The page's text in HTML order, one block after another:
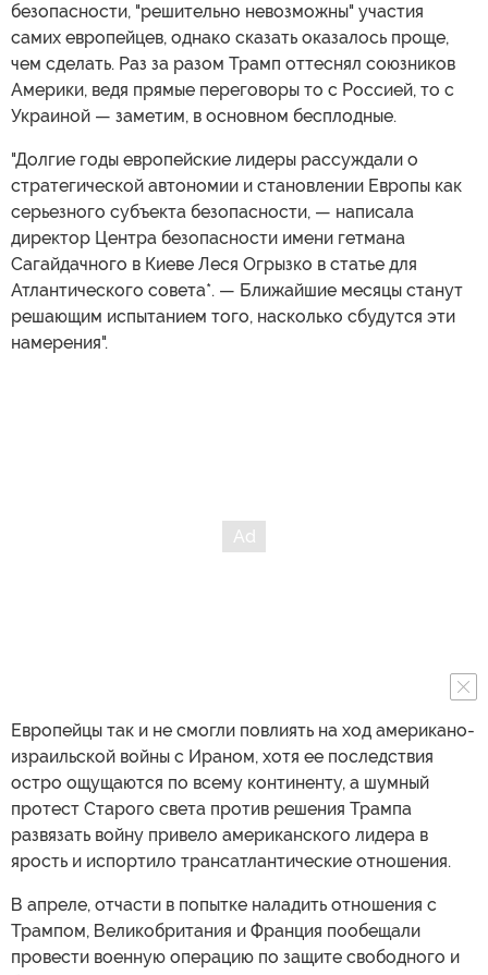
безопасности, "решительно невозможны" участия
самих европейцев, однако сказать оказалось проще,
чем сделать. Раз за разом Трамп оттеснял союзников
Америки, ведя прямые переговоры то с Россией, то с
Украиной — заметим, в основном бесплодные.
"Долгие годы европейские лидеры рассуждали о
стратегической автономии и становлении Европы как
серьезного субъекта безопасности, — написала
директор Центра безопасности имени гетмана
Сагайдачного в Киеве Леся Огрызко в статье для
Атлантического совета*. — Ближайшие месяцы станут
решающим испытанием того, насколько сбудутся эти
намерения".
Европейцы так и не смогли повлиять на ход американо-
израильской войны с Ираном, хотя ее последствия
остро ощущаются по всему континенту, а шумный
протест Старого света против решения Трампа
развязать войну привело американского лидера в
ярость и испортило трансатлантические отношения.
В апреле, отчасти в попытке наладить отношения с
Трампом, Великобритания и Франция пообещали
провести военную операцию по защите свободного и